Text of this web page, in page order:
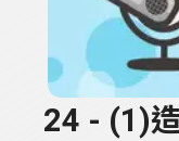
24 - (1)